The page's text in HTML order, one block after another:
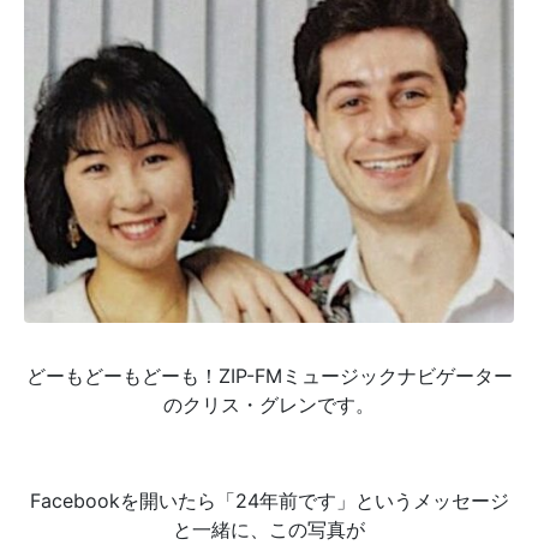
どーもどーもどーも！ZIP-FMミュージックナビゲーター
のクリス・グレンです。
Facebookを開いたら「24年前です」というメッセージ
と一緒に、この写真が